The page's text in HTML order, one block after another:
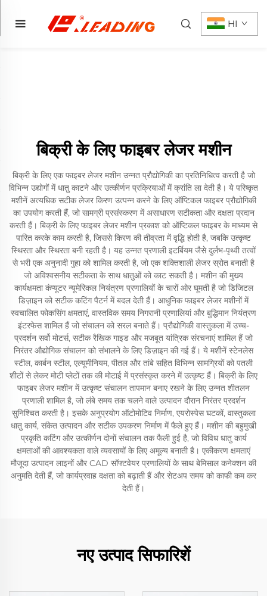
HI
बिक्री के लिए फाइबर लेजर मशीन
बिक्री के लिए एक फाइबर लेजर मशीन उन्नत प्रौद्योगिकी का प्रतिनिधित्व करती है जो
विभिन्न उद्योगों में धातु काटने और उत्कीर्णन प्रक्रियाओं में क्रांति ला देती है। ये परिष्कृत
मशीनें अत्यधिक सटीक लेजर किरण उत्पन्न करने के लिए ऑप्टिकल फाइबर प्रौद्योगिकी
का उपयोग करती हैं, जो सामग्री प्रसंस्करण में असाधारण सटीकता और दक्षता प्रदान
करती हैं। बिक्री के लिए फाइबर लेजर मशीन प्रकाश को ऑप्टिकल फाइबर के माध्यम से
पारित करके काम करती है, जिससे किरण की तीव्रता में वृद्धि होती है, जबकि उत्कृष्ट
स्थिरता और स्थिरता बनी रहती है। यह उन्नत प्रणाली इटर्बियम जैसे दुर्लभ-पृथ्वी तत्वों
से भरी एक अनुनादी गुहा को शामिल करती है, जो एक शक्तिशाली लेजर स्रोत बनाती है
जो अविश्वसनीय सटीकता के साथ धातुओं को काट सकती है। मशीन की मुख्य
कार्यक्षमता कंप्यूटर न्यूमेरिकल नियंत्रण प्रणालियों के चारों ओर घूमती है जो डिजिटल
डिज़ाइन को सटीक कटिंग पैटर्न में बदल देती हैं। आधुनिक फाइबर लेजर मशीनों में
स्वचालित फोकसिंग क्षमताएं, वास्तविक समय निगरानी प्रणालियां और बुद्धिमान नियंत्रण
इंटरफेस शामिल हैं जो संचालन को सरल बनाते हैं। प्रौद्योगिकी वास्तुकला में उच्च-
प्रदर्शन सर्वो मोटर्स, सटीक रैखिक गाइड और मजबूत यांत्रिक संरचनाएं शामिल हैं जो
निरंतर औद्योगिक संचालन को संभालने के लिए डिज़ाइन की गई हैं। ये मशीनें स्टेनलेस
स्टील, कार्बन स्टील, एल्यूमीनियम, पीतल और तांबे सहित विभिन्न सामग्रियों को पतली
शीटों से लेकर मोटी प्लेटों तक की मोटाई में प्रसंस्कृत करने में उत्कृष्ट हैं। बिक्री के लिए
फाइबर लेजर मशीन में उत्कृष्ट संचालन तापमान बनाए रखने के लिए उन्नत शीतलन
प्रणाली शामिल है, जो लंबे समय तक चलने वाले उत्पादन दौरान निरंतर प्रदर्शन
सुनिश्चित करती है। इसके अनुप्रयोग ऑटोमोटिव निर्माण, एयरोस्पेस घटकों, वास्तुकला
धातु कार्य, संकेत उत्पादन और सटीक उपकरण निर्माण में फैले हुए हैं। मशीन की बहुमुखी
प्रकृति कटिंग और उत्कीर्णन दोनों संचालन तक फैली हुई है, जो विविध धातु कार्य
क्षमताओं की आवश्यकता वाले व्यवसायों के लिए अमूल्य बनाती है। एकीकरण क्षमताएं
मौजूदा उत्पादन लाइनों और CAD सॉफ्टवेयर प्रणालियों के साथ बेमिसाल कनेक्शन की
अनुमति देती हैं, जो कार्यप्रवाह दक्षता को बढ़ाती हैं और सेटअप समय को काफी कम कर
देती हैं।
नए उत्पाद सिफारिशें